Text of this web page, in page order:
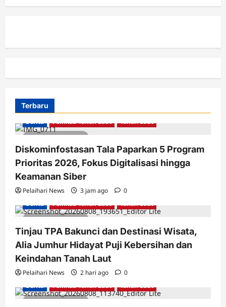
Terbaru
2 minutes read
Berita Pemkab Tanah Laut Tanah Laut
Diskominfostasan Tala Paparkan 5 Program
Prioritas 2026, Fokus Digitalisasi hingga
Keamanan Siber
Pelaihari News 3 jam ago 0
2 minutes read
Berita Pemkab Tanah Laut Tanah Laut
Tinjau TPA Bakunci dan Destinasi Wisata,
Alia Jumhur Hidayat Puji Kebersihan dan
Keindahan Tanah Laut
Pelaihari News 2 hari ago 0
2 minutes read
Berita Pemkab Tanah Laut Tanah Laut